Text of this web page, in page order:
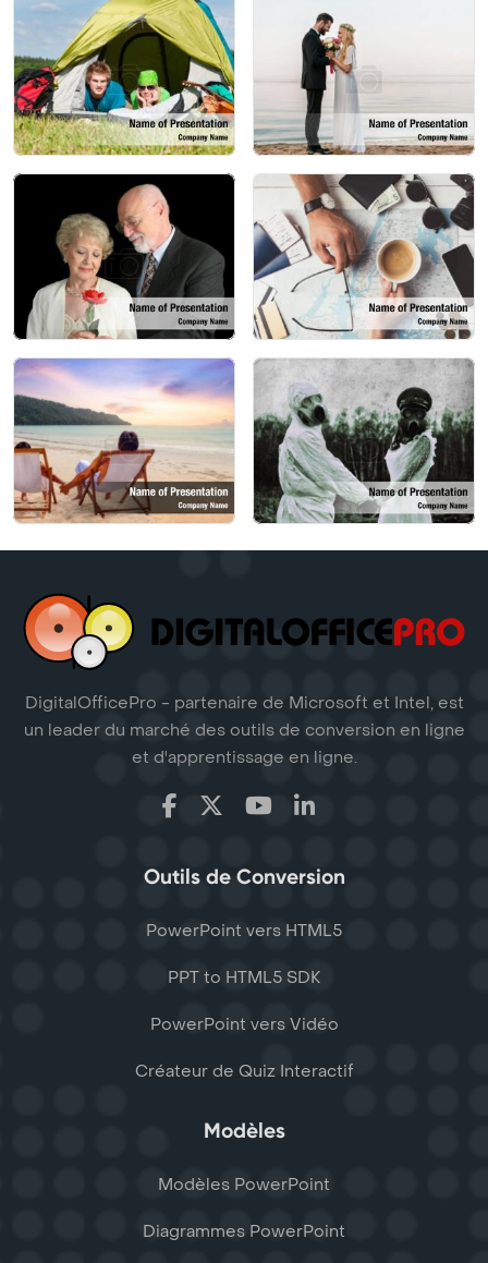
DigitalOfficePro - partenaire de Microsoft et Intel, est
un leader du marché des outils de conversion en ligne
et d'apprentissage en ligne.
Outils de Conversion
PowerPoint vers HTML5
PPT to HTML5 SDK
PowerPoint vers Vidéo
Créateur de Quiz Interactif
Modèles
Modèles PowerPoint
Diagrammes PowerPoint